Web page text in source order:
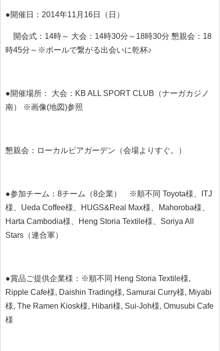
●開催日：2014年11月16日（日）
開会式：14時～ 大会：14時30分～18時30分 懇親会：18
時45分～※ボールで繋がる出会いに乾杯♪
●開催場所： 大会：KB ALL SPORT CLUB（ナーガカジノ
南） ※画像(地図)参照
懇親会：ローカルビアガーデン（会場よりすぐ。）
●参加チーム：8チーム（8企業） ※順不同 Toyota様、ITJ
様、Ueda Coffee様、HUGS&Real Max様、Mahoroba様、
Harta Cambodia様、Heng Storia Textile様、Soriya All
Stars（連合軍）
●賞品ご提供企業様：※順不同 Heng Storia Textile様,
Ripple Cafe様, Daishin Trading様, Samurai Curry様, Miyabi
様, The Ramen Kiosk様, Hibari様, Sui-Joh様, Omusubi Cafe
様